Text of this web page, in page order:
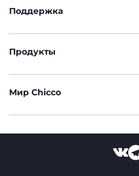
Поддержка
Продукты
Мир Chicco